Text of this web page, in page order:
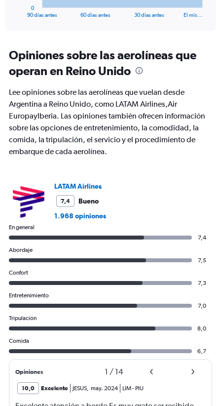
Range:
91
categories.
The
chart
1
Y
axis
displaying
values.
Range:
90 días antes 60 días antes 30 días antes El mis…
0
Opiniones sobre las aerolíneas que
operan en Reino Unido
Lee opiniones sobre las aerolíneas que vuelan desde
Argentina a Reino Unido, como LATAM Airlines,Air
EuropayIberia. Las opiniones también ofrecen información
sobre las opciones de entretenimiento, la comodidad, la
comida, la tripulación, el servicio y el procedimiento de
embarque de cada aerolínea.
LATAM Airlines
7,4
Bueno
1.968 opiniones
En general
7,4
Abordaje
7,5
Confort
7,3
Entretenimiento
7,0
Tripulación
8,0
Comida
6,7
Opiniones 1 / 14
10,0 Excelente JESUS may. 2024 LIM- PIU